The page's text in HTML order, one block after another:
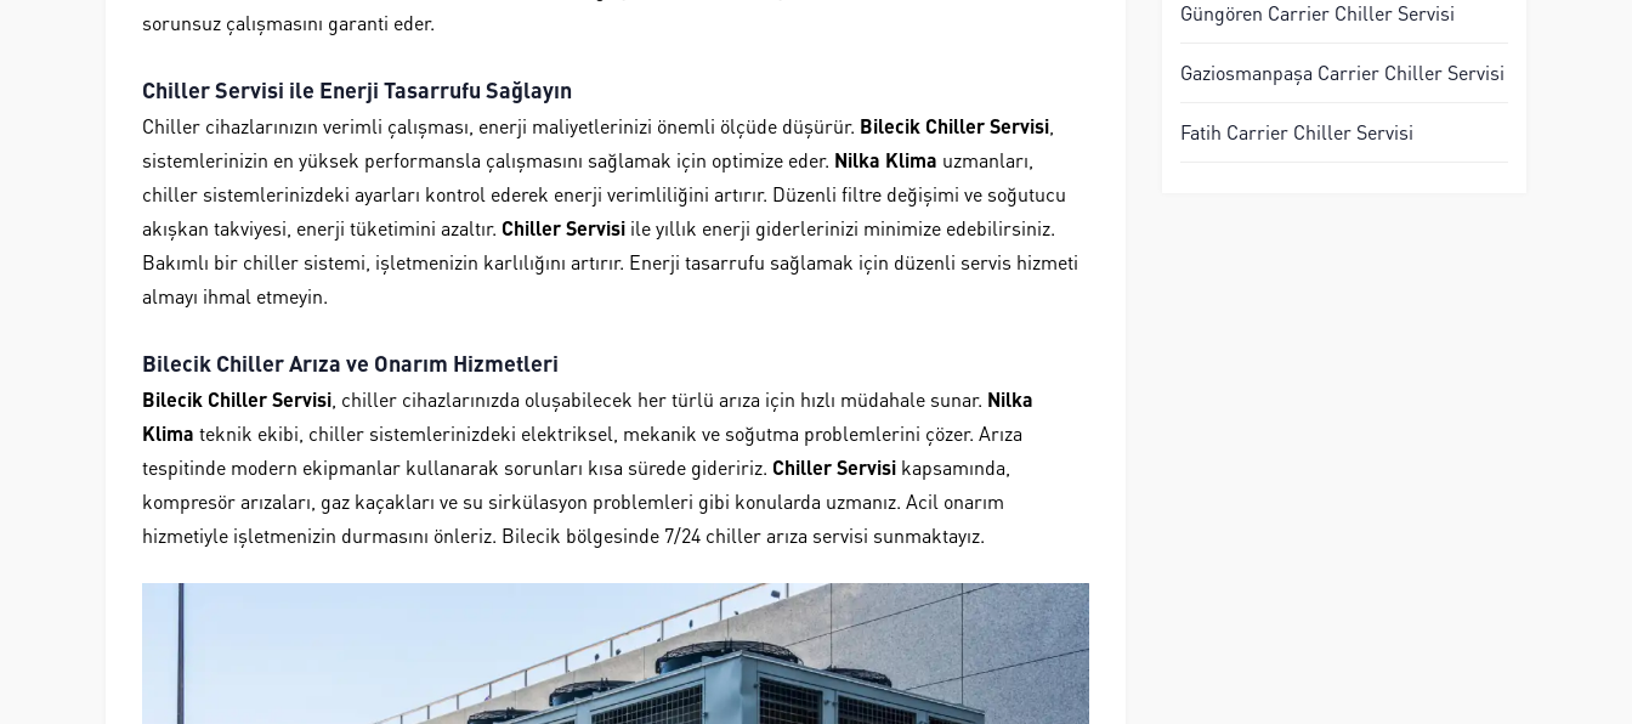
sorunsuz çalışmasını garanti eder.
Chiller Servisi ile Enerji Tasarrufu Sağlayın
Chiller cihazlarınızın verimli çalışması, enerji maliyetlerinizi önemli ölçüde düşürür. Bilecik Chiller Servisi
sistemlerinizin en yüksek performansla çalışmasını sağlamak için optimize eder. Nilka Klima uzmanları,
chiller sistemlerinizdeki ayarları kontrol ederek enerji verimliliğini artırır. Düzenli filtre değişimi ve soğutucu
akışkan takviyesi, enerji tüketimini azaltır. Chiller Servisi ile yıllık enerji giderlerinizi minimize edebilirsiniz.
Bakımlı bir chiller sistemi, işletmenizin karlılığını artırır. Enerji tasarrufu sağlamak için düzenli servis hizmeti
almayı ihmal etmeyin.
Bilecik Chiller Arıza ve Onarım Hizmetleri
Bilecik Chiller Servisi , chiller cihazlarınızda oluşabilecek her türlü arıza için hızlı müdahale sunar. Nilka
Klima teknik ekibi, chiller sistemlerinizdeki elektriksel, mekanik ve soğutma problemlerini çözer. Arıza
tespitinde modern ekipmanlar kullanarak sorunları kısa sürede gideririz. Chiller Servisi kapsamında,
kompresör arızaları, gaz kaçakları ve su sirkülasyon problemleri gibi konularda uzmanız. Acil onarım
hizmetiyle işletmenizin durmasını önleriz. Bilecik bölgesinde 7/24 chiller arıza servisi sunmaktayız.
Güngören Carrier Chiller Servisi
Gaziosmanpaşa Carrier Chiller Servisi
Fatih Carrier Chiller Servisi